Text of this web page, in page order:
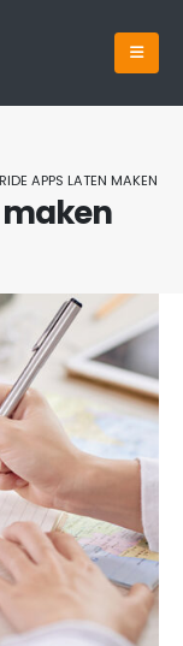
APPS LATEN MAKEN